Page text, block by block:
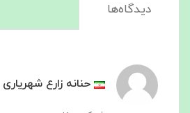
دیدگاه‌ها
حنانه زارع شهریاری